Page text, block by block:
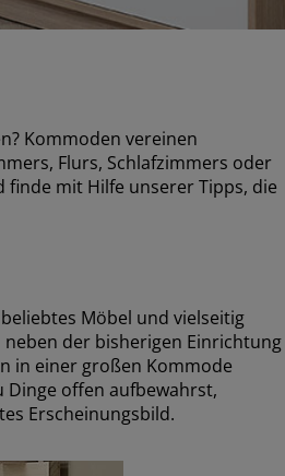
Kommoden vereinen
Flurs, Schlafzimmers oder
finde mit Hilfe unserer Tipps, die
Möbel und vielseitig
der bisherigen Einrichtung
in einer großen Kommode
Dinge offen aufbewahrst,
Erscheinungsbild.